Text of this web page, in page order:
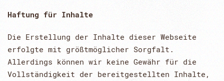
Haftung für Inhalte
Die Erstellung der Inhalte dieser Webseite
erfolgte mit größtmöglicher Sorgfalt.
Allerdings können wir keine Gewähr für die
Vollständigkeit der bereitgestellten Inhalte,